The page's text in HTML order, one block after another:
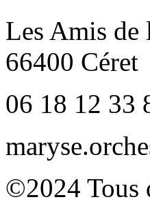
Les Amis de
66400 Céret
06 18 12 33
©2024 Tous